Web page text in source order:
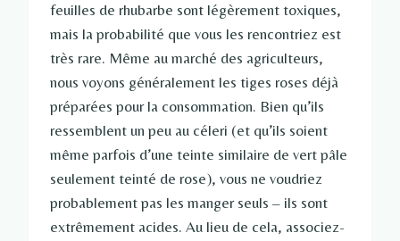
feuilles de rhubarbe sont légèrement toxiques,
mais la probabilité que vous les rencontriez est
très rare. Même au marché des agriculteurs,
nous voyons généralement les tiges roses déjà
préparées pour la consommation. Bien qu’ils
ressemblent un peu au céleri (et qu’ils soient
même parfois d’une teinte similaire de vert pâle
seulement teinté de rose), vous ne voudriez
probablement pas les manger seuls – ils sont
extrêmement acides. Au lieu de cela, associez-